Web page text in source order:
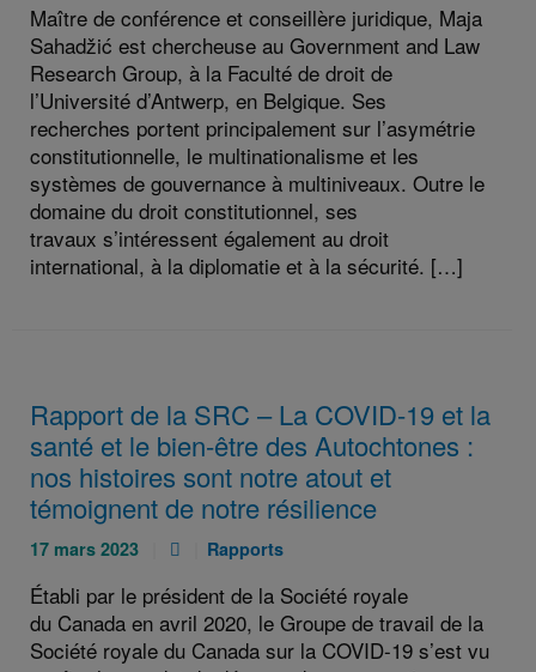
Maître de conférence et conseillère juridique, Maja
Sahadžić est chercheuse au Government and Law
Research Group, à la Faculté de droit de
l’Université d’Antwerp, en Belgique. Ses
recherches portent principalement sur l’asymétrie
constitutionnelle, le multinationalisme et les
systèmes de gouvernance à multiniveaux. Outre le
domaine du droit constitutionnel, ses
travaux s’intéressent également au droit
international, à la diplomatie et à la sécurité. […]
Rapport de la SRC – La COVID-19 et la
santé et le bien-être des Autochtones :
nos histoires sont notre atout et
témoignent de notre résilience
Publié
:
17 mars 2023
Pièce
:
Catégories
Rapports
Établi par le président de la Société royale
du Canada en avril 2020, le Groupe de travail de la
Société royale du Canada sur la COVID-19 s’est vu